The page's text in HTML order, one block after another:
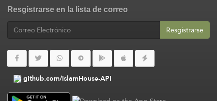
Resgistrarse en la lista de correo
Resgistrarse
github.com/IslamHouse-API